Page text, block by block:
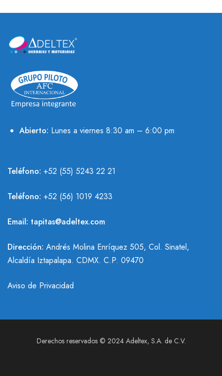
Abierto: Lunes a viernes 8:30 am – 6:00 pm
Teléfono: +52 (55) 5243 22 21
Teléfono: +52 (56) 1019 4233
Email: tapitas@adeltex.com
Dirección: Andrés Molina Enríquez 505, Col. Sinatel,
Alcaldía Iztapalapa. CDMX. C.P. 09470
Aviso de Privacidad
Derechos reservados © 2024 Adeltex, S.A. de C.V.